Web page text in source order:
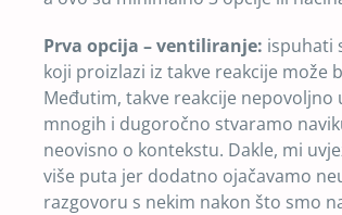
Prva opcija – ventiliranje: ispuhati
koji proizlazi iz takve reakcije može
Međutim, takve reakcije
mnogih i dugoročno stvaramo
neovisno o kontekstu. Dakle, mi
više puta jer dodatno ojačavamo
razgovoru s nekim nakon što smo